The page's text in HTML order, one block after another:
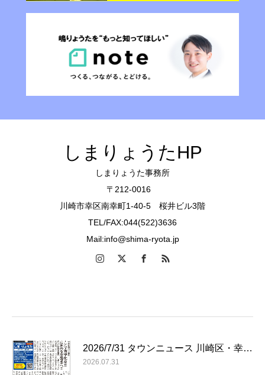
しまりょうたHP
しまりょうた事務所
〒212-0016
川崎市幸区南幸町1-40-5 桜井ビル3階
TEL/FAX:044(522)3636
Mail:info@shima-ryota.jp
2026/7/31 タウンニュース 川崎区・幸…
2026.07.31